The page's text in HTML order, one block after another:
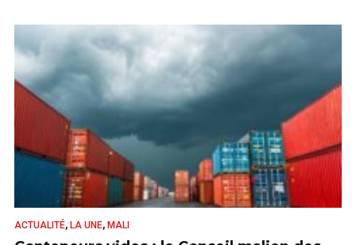
ACTUALITÉ, LA UNE, MALI